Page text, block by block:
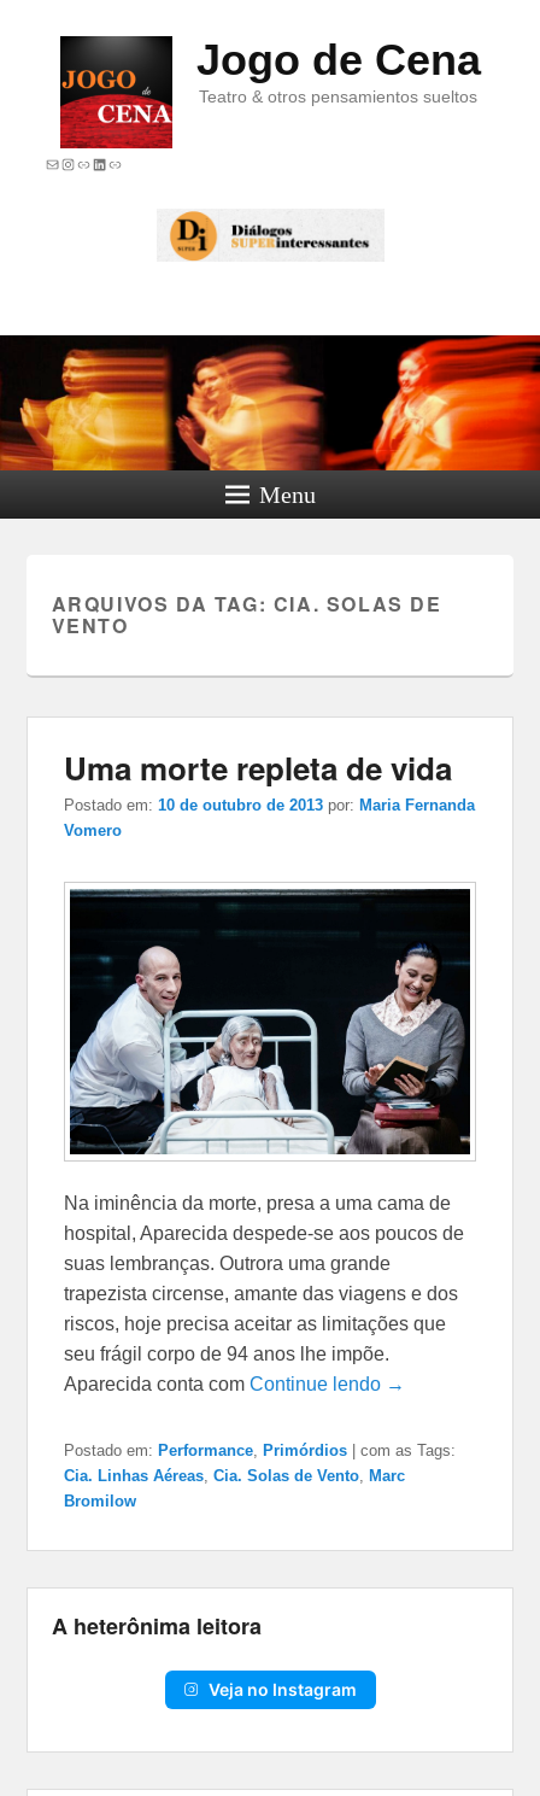
Jogo de Cena
Teatro & otros pensamientos sueltos
E-mailInstagram
LinkLinkedIn
Link
Menu
ARQUIVOS DA TAG: CIA. SOLAS DE
VENTO
Uma morte repleta de vida
Postado em:10 de outubro de 2013 por:Maria Fernanda
Vomero
Na iminência da morte, presa a uma cama de
hospital, Aparecida despede-se aos poucos de
suas lembranças. Outrora uma grande
trapezista circense, amante das viagens e dos
riscos, hoje precisa aceitar as limitações que
seu frágil corpo de 94 anos lhe impõe.
Aparecida conta comContinue lendo →
Postado em: Performance ,Primórdios |com as Tags:
Cia. Linhas Aéreas ,Cia. Solas de Vento ,Marc
Bromilow
A heterônima leitora
Veja no Instagram